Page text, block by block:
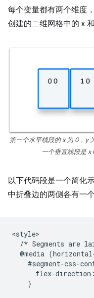
每个变量都有两个维度
创建的二维网格中的 x 和
第一个水平线段的 x 为 0，y
一个垂直线段是 x
以下代码段是一个简化
中折叠边的两侧各有一
<style>
/* Segments are
@media
#segment-css-
flex-
    }